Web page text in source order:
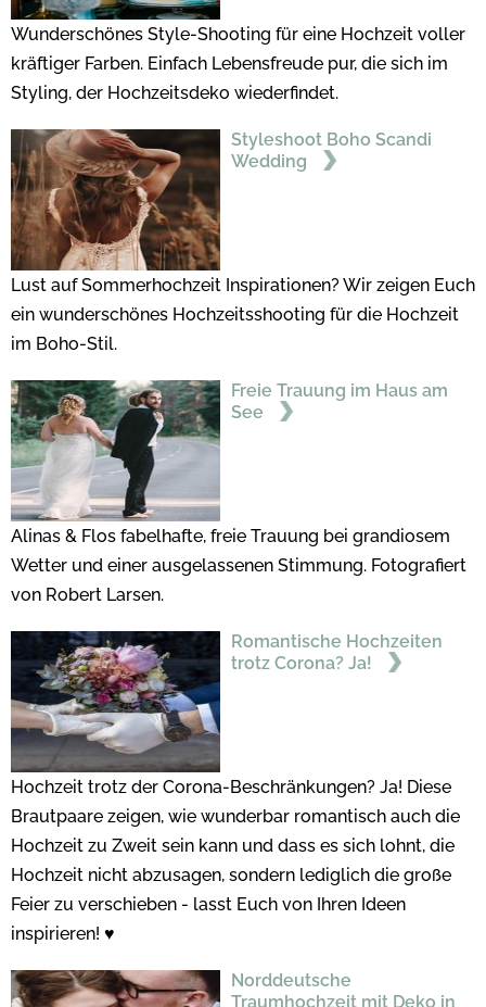
Wunderschönes Style-Shooting für eine Hochzeit voller
kräftiger Farben. Einfach Lebensfreude pur, die sich im
Styling, der Hochzeitsdeko wiederfindet.
Styleshoot Boho Scandi
Wedding
Lust auf Sommerhochzeit Inspirationen? Wir zeigen Euch
ein wunderschönes Hochzeitsshooting für die Hochzeit
im Boho-Stil.
Freie Trauung im Haus am
See
Alinas & Flos fabelhafte, freie Trauung bei grandiosem
Wetter und einer ausgelassenen Stimmung. Fotografiert
von Robert Larsen.
Romantische Hochzeiten
trotz Corona? Ja!
Hochzeit trotz der Corona-Beschränkungen? Ja! Diese
Brautpaare zeigen, wie wunderbar romantisch auch die
Hochzeit zu Zweit sein kann und dass es sich lohnt, die
Hochzeit nicht abzusagen, sondern lediglich die große
Feier zu verschieben - lasst Euch von Ihren Ideen
inspirieren! ♥
Norddeutsche
Traumhochzeit mit Deko in